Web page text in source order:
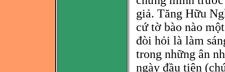
giả. Tăng Hữu
cứ tờ bào nào
đòi hỏi là làm
trong những ân
ngày đầu tiên